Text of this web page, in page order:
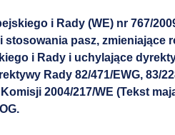
i Rady (WE) nr 767/
pasz, zmieniające
i Rady i uchylające
Rady 82/471/EWG, 83/
2004/217/WE (Tekst